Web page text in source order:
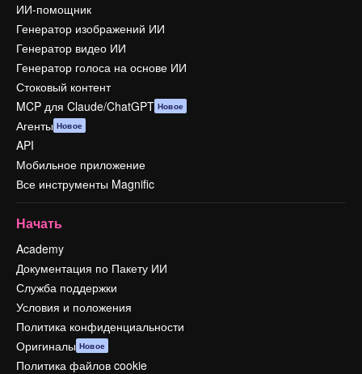
ИИ-помощник
Генератор изображений ИИ
Генератор видео ИИ
Генератор голоса на основе ИИ
Стоковый контент
MCP для Claude/ChatGPT Новое
Агенты Новое
API
Мобильное приложение
Все инструменты Magnific
Начать
Academy
Документация по Пакету ИИ
Служба поддержки
Условия и положения
Политика конфиденциальности
Оригиналы Новое
Политика файлов cookie